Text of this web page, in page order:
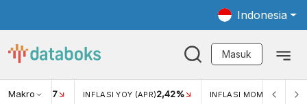
Indonesia
Masuk
Makro
USD/IDR 17 INFLASI YOY (APR)2,42% INFLASI MOM (APR)